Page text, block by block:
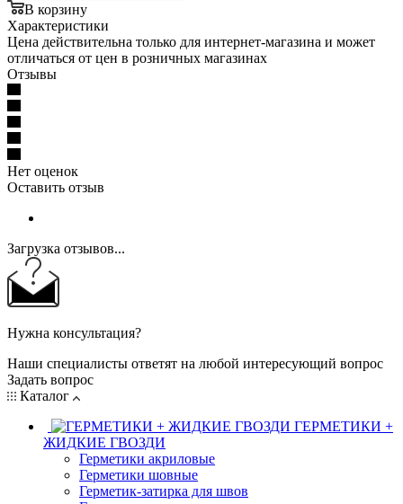
В корзину
Характеристики
Цена действительна только для интернет-магазина и может
отличаться от цен в розничных магазинах
Отзывы
Нет оценок
Оставить отзыв
Загрузка отзывов...
Нужна консультация?
Наши специалисты ответят на любой интересующий вопрос
Задать вопрос
Каталог
ГЕРМЕТИКИ +
ЖИДКИЕ ГВОЗДИ
Герметики акриловые
Герметики шовные
Герметик-затирка для швов